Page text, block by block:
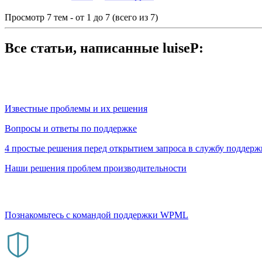
Просмотр 7 тем - от 1 до 7 (всего из 7)
Все статьи, написанные luiseP:
Известные проблемы и их решения
Вопросы и ответы по поддержке
4 простые решения перед открытием запроса в службу
Наши решения проблем производительности
Познакомьтесь с командой поддержки WPML